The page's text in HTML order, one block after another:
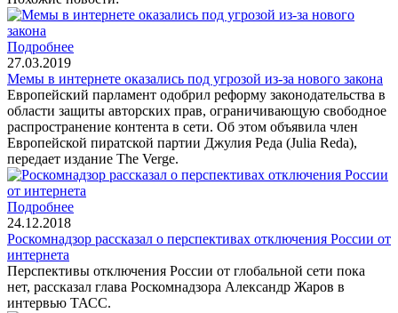
Подробнее
27.03.2019
Мемы в интернете оказались под угрозой из-за нового закона
Европейский парламент одобрил реформу законодательства в
области защиты авторских прав, ограничивающую свободное
распространение контента в сети. Об этом объявила член
Европейской пиратской партии Джулия Реда (Julia Reda),
передает издание The Verge.
Подробнее
24.12.2018
Роскомнадзор рассказал о перспективах отключения России от
интернета
Перспективы отключения России от глобальной сети пока
нет, рассказал глава Роскомнадзора Александр Жаров в
интервью ТАСС.